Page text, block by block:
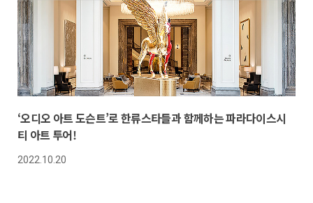
‘오디오 아트 도슨트’로 한류스타들과 함께하는 파라다이스시
티 아트 투어!
2022.10.20